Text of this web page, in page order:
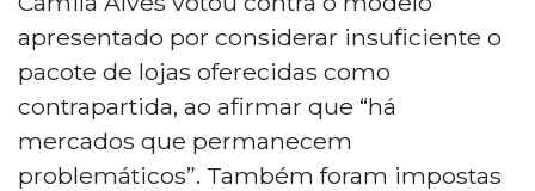
apresentado por considerar insuficiente o
pacote de lojas oferecidas como
contrapartida, ao afirmar que “há
mercados que permanecem
problemáticos”. Também foram impostas